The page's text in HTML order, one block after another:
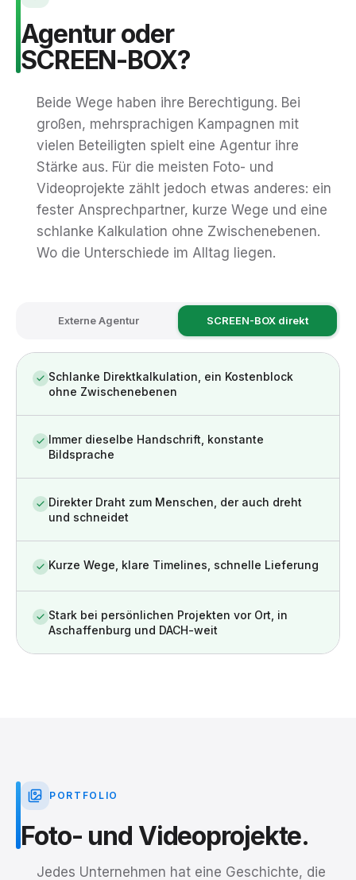
Agentur oder
SCREEN-BOX?
Beide Wege haben ihre Berechtigung. Bei
großen, mehrsprachigen Kampagnen mit
vielen Beteiligten spielt eine Agentur ihre
Stärke aus. Für die meisten Foto- und
Videoprojekte zählt jedoch etwas anderes: ein
fester Ansprechpartner, kurze Wege und eine
schlanke Kalkulation ohne Zwischenebenen.
Wo die Unterschiede im Alltag liegen.
Externe Agentur SCREEN-BOX direkt
Schlanke Direktkalkulation, ein Kostenblock
ohne Zwischenebenen
Immer dieselbe Handschrift, konstante
Bildsprache
Direkter Draht zum Menschen, der auch dreht
und schneidet
Kurze Wege, klare Timelines, schnelle Lieferung
Stark bei persönlichen Projekten vor Ort, in
Aschaffenburg und DACH-weit
PORTFOLIO
Foto- und Videoprojekte.
Jedes Unternehmen hat eine Geschichte, die